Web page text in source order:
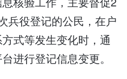
兵役登记的公民，在户
式等发生变化时，通
进行登记信息变更。